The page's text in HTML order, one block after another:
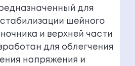
для
шейного
и верхней части
для облегчения
напряжения и